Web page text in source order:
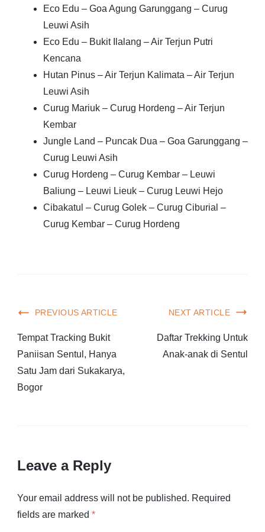
Eco Edu – Goa Agung Garunggang – Curug
Leuwi Asih
Eco Edu – Bukit Ilalang – Air Terjun Putri
Kencana
Hutan Pinus – Air Terjun Kalimata – Air Terjun
Leuwi Asih
Curug Mariuk – Curug Hordeng – Air Terjun
Kembar
Jungle Land – Puncak Dua – Goa Garunggang –
Curug Leuwi Asih
Curug Hordeng – Curug Kembar – Leuwi
Baliung – Leuwi Lieuk – Curug Leuwi Hejo
Cibakatul – Curug Golek – Curug Ciburial –
Curug Kembar – Curug Hordeng
PREVIOUS ARTICLE
Tempat Tracking Bukit
Paniisan Sentul, Hanya
Satu Jam dari Sukakarya,
Bogor
NEXT ARTICLE
Daftar Trekking Untuk
Anak-anak di Sentul
Leave a Reply
Your email address will not be published. Required
fields are marked *